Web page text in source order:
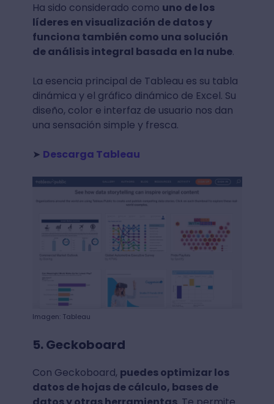
Ha sido considerado como uno de los
líderes en visualización de datos y
funciona también como una solución
de análisis integral basada en la nube.
La esencia principal de Tableau es su tabla
dinámica y el gráfico dinámico de Excel. Su
diseño, color e interfaz de usuario nos dan
una sensación simple y fresca.
➤ Descarga Tableau
Imagen: Tableau
5. Geckoboard
Con Geckoboard, puedes optimizar los
datos de hojas de cálculo, bases de